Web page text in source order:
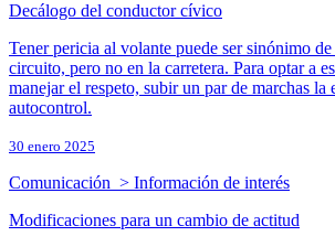
Decálogo del conductor cívico
Tener pericia al volante puede ser sinónimo
circuito, pero no en la carretera. Para optar a
manejar el respeto, subir un par de marchas la
autocontrol.
30 enero 2025
Comunicación > Información de interés
Modificaciones para un cambio de actitud